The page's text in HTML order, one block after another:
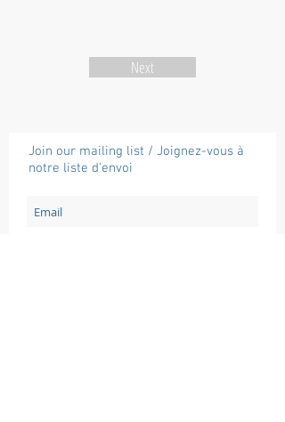
Next
Join our mailing list / Joignez-vous à
notre liste d'envoi